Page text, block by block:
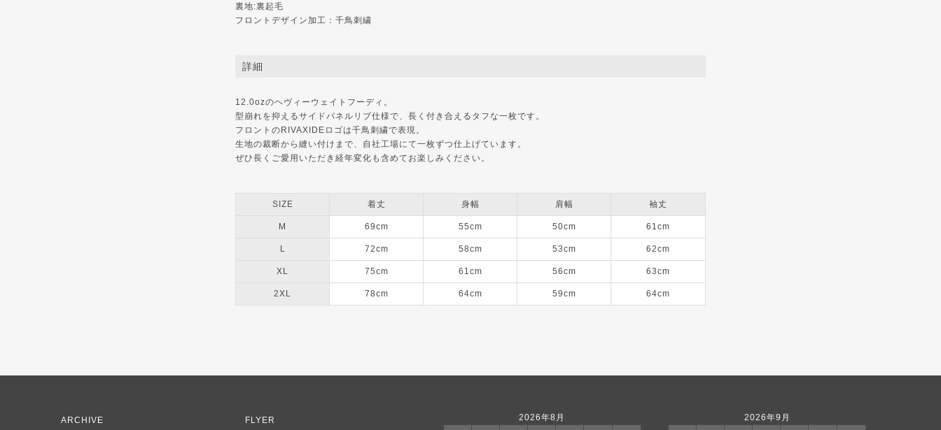
裏地:裏起毛
フロントデザイン加工：千鳥刺繍
詳細
12.0ozのヘヴィーウェイトフーディ。
型崩れを抑えるサイドパネルリブ仕様で、長く付き合えるタフな一枚です。
フロントのRIVAXIDEロゴは千鳥刺繍で表現。
生地の裁断から縫い付けまで、自社工場にて一枚ずつ仕上げています。
ぜひ長くご愛用いただき経年変化も含めてお楽しみください。
SIZE 着丈 身幅 肩幅 袖丈
M 69cm 55cm 50cm 61cm
L 72cm 58cm 53cm 62cm
XL 75cm 61cm 56cm 63cm
2XL 78cm 64cm 59cm 64cm
2026年8月 2026年9月
ARCHIVE FLYER